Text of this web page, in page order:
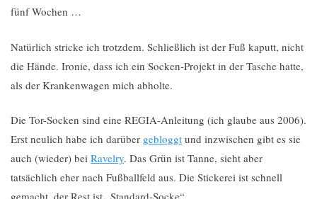
fünf Wochen …
Natürlich stricke ich trotzdem. Schließlich ist der Fuß kaputt, nicht
die Hände. Ironie, dass ich ein Socken-Projekt in der Tasche hatte,
als der Krankenwagen mich abholte.
Die Tor-Socken sind eine REGIA-Anleitung (ich glaube aus 2006).
Erst neulich habe ich darüber gebloggt und inzwischen gibt es sie
auch (wieder) bei Ravelry. Das Grün ist Tanne, sieht aber
tatsächlich eher nach Fußballfeld aus. Die Stickerei ist schnell
gemacht, der Rest ist „Standard-Socke“.